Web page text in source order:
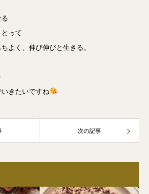
って
よく、伸び伸びと生きる。
きたいですね
次の記事